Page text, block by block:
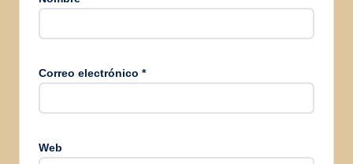
r
a
d
Correo electrónico *
Web